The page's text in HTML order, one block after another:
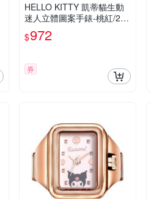
HELLO KITTY 凱蒂貓生動
迷人立體圖案手錶-桃紅/27
mm
$972
券